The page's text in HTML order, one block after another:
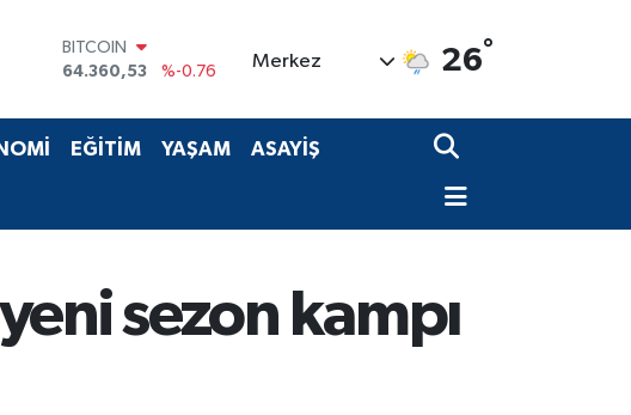
BITCOIN
64.360,53
%-0.76
47,7069
%0.17
EURO
BİST100
13.887
%64
Merkez 26°
EĞİTİM YAŞAM ASAYİŞ
sezon kampı